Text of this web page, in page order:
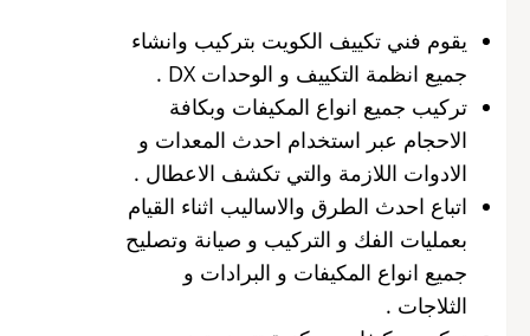
يقوم فني تكييف الكويت بتركيب وانشاء
جميع انظمة التكييف و الوحدات DX .
تركيب جميع انواع المكيفات وبكافة
الاحجام عبر استخدام احدث المعدات و
الادوات اللازمة والتي تكشف الاعطال .
اتباع احدث الطرق والاساليب اثناء القيام
بعمليات الفك و التركيب و صيانة وتصليح
جميع انواع المكيفات و البرادات و
الثلاجات .